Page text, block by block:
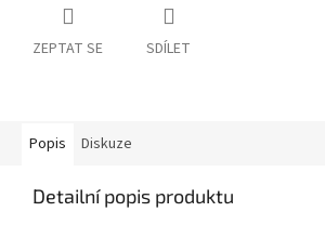
ZEPTAT SE SDÍLET
Popis Diskuze
Detailní popis produktu